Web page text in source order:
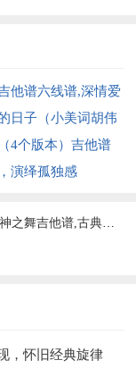
他谱六线谱,深情爱
日子（小美词胡伟
六线谱,怀念旧日
4个版本）吉他谱
青春回忆
演绎孤独感
之舞吉他谱,古典灵动之韵
，怀旧经典旋律